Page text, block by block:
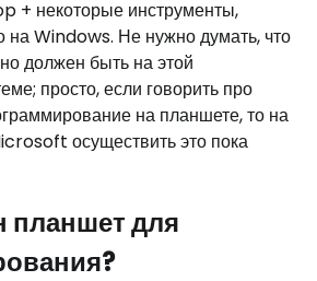
+ некоторые инструменты,
на Windows. Не нужно думать, что
должен быть на этой
просто, если говорить про
на планшете, то на
осуществить это пока
планшет для